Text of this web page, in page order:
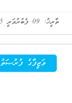
ތާރީޚު: 09 ފެބުރުވަރީ 2015
ވަޒީފާގެ ފުރުޞަތު